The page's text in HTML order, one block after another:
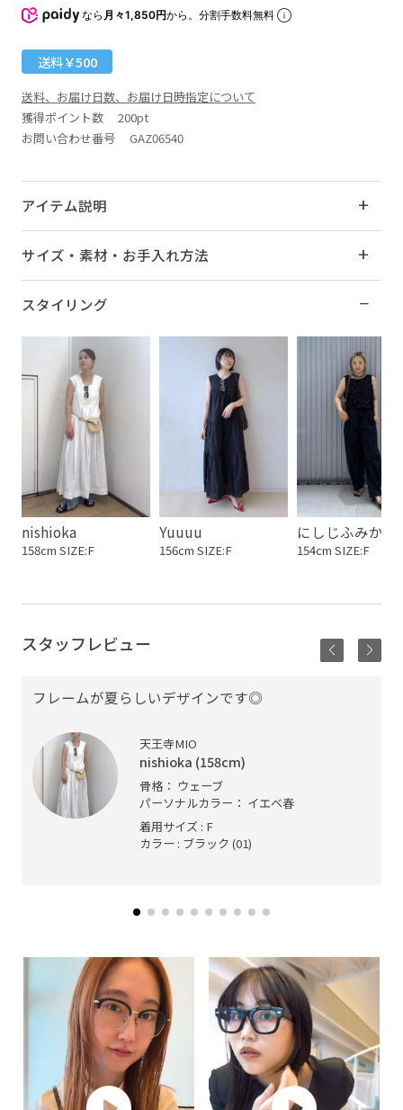
なら 月々1,850円から。分割手数料無料
送料￥500
送料、お届け日数、お届け日時指定について
獲得ポイント数 200pt
お問い合わせ番号 GAZ06540
アイテム説明
サイズ・素材・お手入れ方法
スタイリング
nishioka
158cm SIZE:F
Yuuuu
156cm SIZE:F
にしじふみか
154cm SIZE:F
スタッフレビュー
フレームが夏らしいデザインです◎
天王寺MIO
nishioka (158cm)
骨格： ウェーブ
パーソナルカラー： イエベ春
着用サイズ : F
カラー : ブラック (01)